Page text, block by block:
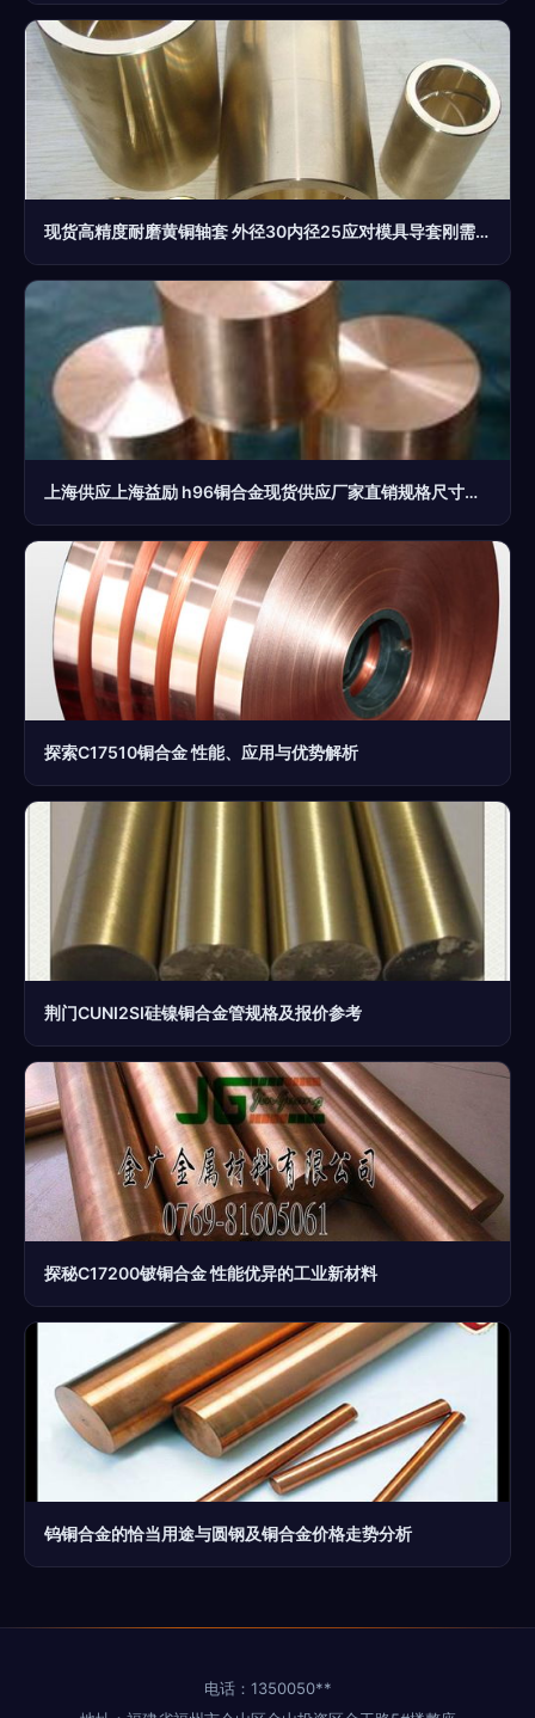
现货高精度耐磨黄铜轴套 外径30内径25应对模具导套刚需之选
上海供应上海益励 h96铜合金现货供应厂家直销规格尺寸全价格 中国供应商
探索C17510铜合金 性能、应用与优势解析
荆门CUNI2SI硅镍铜合金管规格及报价参考
探秘C17200铍铜合金 性能优异的工业新材料
钨铜合金的恰当用途与圆钢及铜合金价格走势分析
电话：1350050**